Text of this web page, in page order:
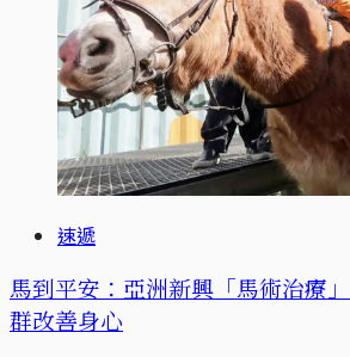
速遞
馬到平安：亞洲新興「馬術治療
群改善身心